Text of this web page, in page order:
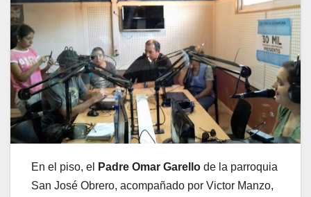
En el piso, el Padre Omar Garello de la parroquia
San José Obrero, acompañado por Victor Manzo,